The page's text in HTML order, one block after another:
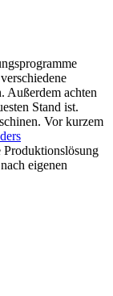
Außerdem achten
Stand ist.
Vor kurzem
eigenen